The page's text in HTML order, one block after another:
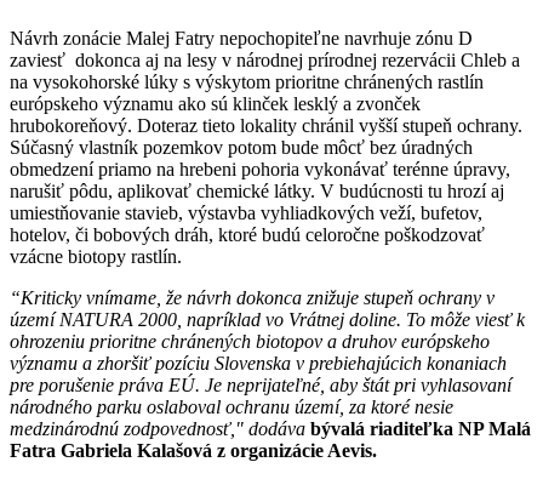
Návrh zonácie Malej Fatry nepochopiteľne navrhuje zónu D
zaviesť dokonca aj na lesy v národnej prírodnej rezervácii Chleb a
na vysokohorské lúky s výskytom prioritne chránených rastlín
európskeho významu ako sú klinček lesklý a zvonček
hrubokoreňový. Doteraz tieto lokality chránil vyšší stupeň ochrany.
Súčasný vlastník pozemkov potom bude môcť bez úradných
obmedzení priamo na hrebeni pohoria vykonávať terénne úpravy,
narušiť pôdu, aplikovať chemické látky. V budúcnosti tu hrozí aj
umiestňovanie stavieb, výstavba vyhliadkových veží, bufetov,
hotelov, či bobových dráh, ktoré budú celoročne poškodzovať
vzácne biotopy rastlín.
“Kriticky vnímame, že návrh dokonca znižuje stupeň ochrany v
území NATURA 2000, napríklad vo Vrátnej doline. To môže viesť k
ohrozeniu prioritne chránených biotopov a druhov európskeho
významu a zhoršiť pozíciu Slovenska v prebiehajúcich konaniach
pre porušenie práva EÚ. Je neprijateľné, aby štát pri vyhlasovaní
národného parku oslaboval ochranu území, za ktoré nesie
medzinárodnú zodpovednosť," dodáva bývalá riaditeľka NP Malá
Fatra Gabriela Kalašová z organizácie Aevis.